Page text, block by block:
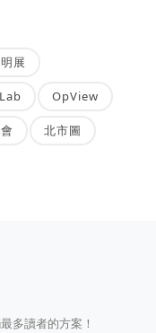
展
OpView
北市圖
多讀者的方案！